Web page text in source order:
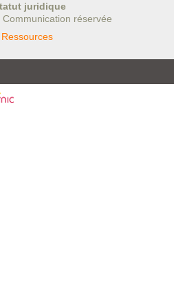
juridique
Communication réservée